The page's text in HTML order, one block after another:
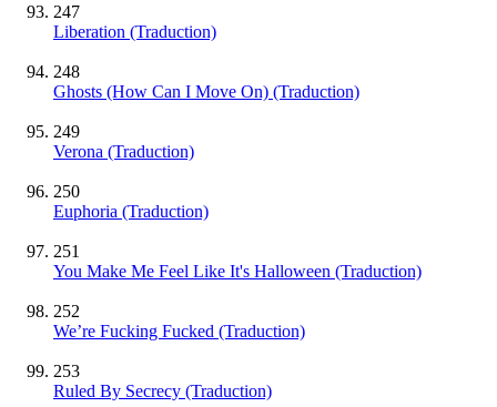
247
Liberation (Traduction)
248
Ghosts (How Can I Move On) (Traduction)
249
Verona (Traduction)
250
Euphoria (Traduction)
251
You Make Me Feel Like It's Halloween (Traduction)
252
We’re Fucking Fucked (Traduction)
253
Ruled By Secrecy (Traduction)